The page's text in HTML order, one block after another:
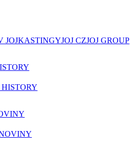
JOJKASTINGYJOJ CZJOJ GROUP
HISTORY